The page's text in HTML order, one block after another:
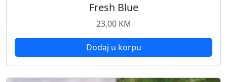
Fresh Blue
23,00 KM
Dodaj u korpu